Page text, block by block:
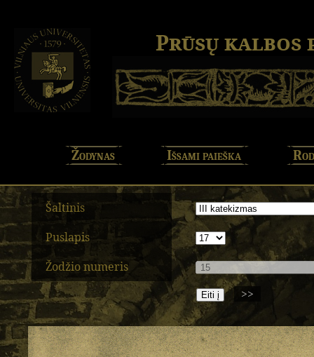
Prūsų kalbos
Žodynas Išsami paieška
Šaltinis
Puslapis
Žodžio numeris
>>